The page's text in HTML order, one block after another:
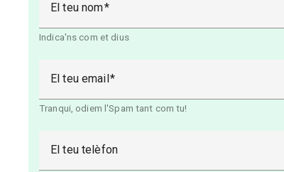
El teu nom
Indica'ns com et dius
El teu email
Tranqui, odiem l'Spam tant com tu!
El teu telèfon